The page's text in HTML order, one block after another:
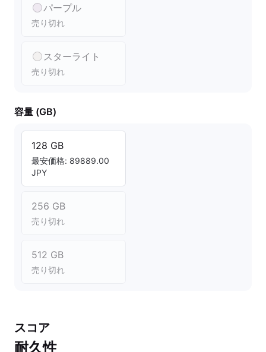
パープル
売り切れ
スターライト
売り切れ
容量 (GB)
128 GB
最安価格: 89889.00
JPY
256 GB
売り切れ
512 GB
売り切れ
スコア
耐久性